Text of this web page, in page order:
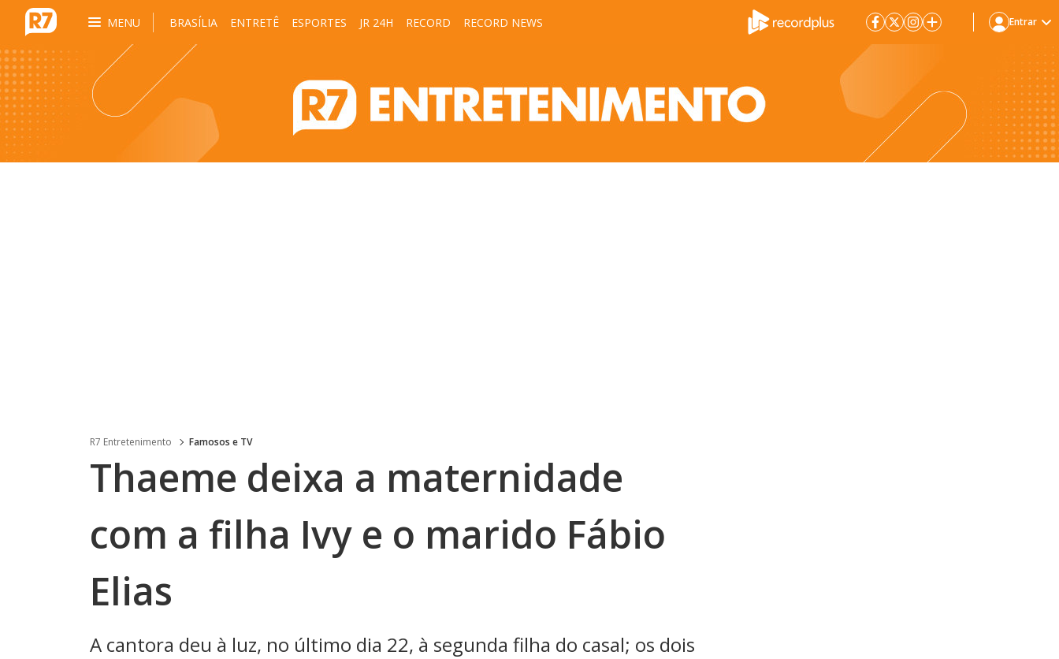
MENU BRASÍLIA ENTRETÊ ESPORTES JR 24H RECORD RECORD NEWS Entrar
R7 Entretenimento Famosos e TV
Thaeme deixa a maternidade
com a filha Ivy e o marido Fábio
Elias
A cantora deu à luz, no último dia 22, à segunda filha do casal; os dois